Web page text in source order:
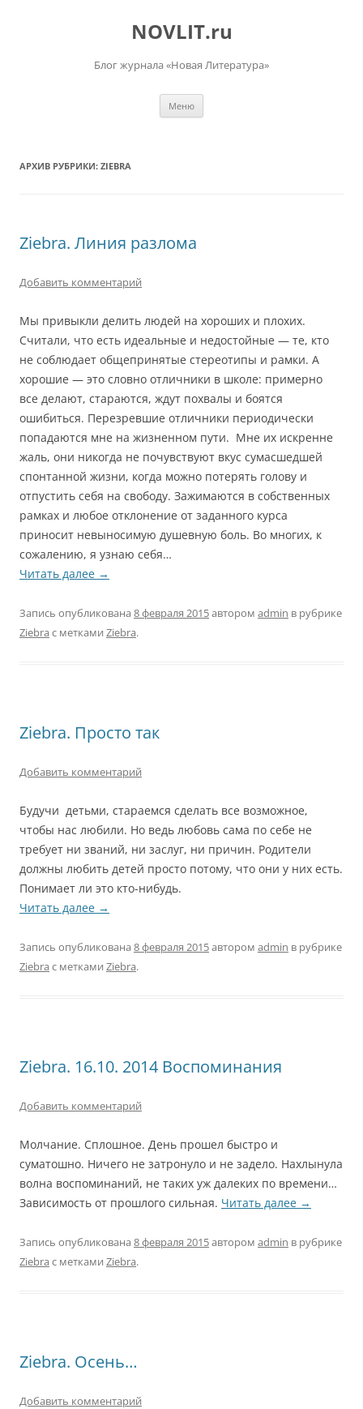
NOVLIT.ru
Блог журнала «Новая Литература»
Меню
АРХИВ РУБРИКИ: ZIEBRA
Ziebra. Линия разлома
Добавить комментарий
Мы привыкли делить людей на хороших и плохих.
Считали, что есть идеальные и недостойные — те, кто
не соблюдает общепринятые стереотипы и рамки. А
хорошие — это словно отличники в школе: примерно
все делают, стараются, ждут похвалы и боятся
ошибиться. Перезревшие отличники периодически
попадаются мне на жизненном пути. Мне их искренне
жаль, они никогда не почувствуют вкус сумасшедшей
спонтанной жизни, когда можно потерять голову и
отпустить себя на свободу. Зажимаются в собственных
рамках и любое отклонение от заданного курса
приносит невыносимую душевную боль. Во многих, к
сожалению, я узнаю себя…
Читать далее →
Запись опубликована 8 февраля 2015автором admin в рубрике
Ziebra с метками Ziebra.
Ziebra. Просто так
Добавить комментарий
Будучи детьми, стараемся сделать все возможное,
чтобы нас любили. Но ведь любовь сама по себе не
требует ни званий, ни заслуг, ни причин. Родители
должны любить детей просто потому, что они у них есть.
Понимает ли это кто-нибудь.
Читать далее →
Запись опубликована 8 февраля 2015автором admin в рубрике
Ziebra с метками Ziebra.
Ziebra. 16.10. 2014 Воспоминания
Добавить комментарий
Молчание. Сплошное. День прошел быстро и
суматошно. Ничего не затронуло и не задело. Нахлынула
волна воспоминаний, не таких уж далеких по времени…
Зависимость от прошлого сильная. Читать далее →
Запись опубликована 8 февраля 2015автором admin в рубрике
Ziebra с метками Ziebra.
Ziebra. Осень…
Добавить комментарий